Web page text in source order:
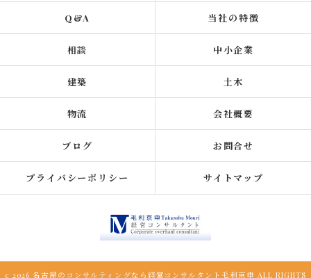
Q&A 当社の特徴
相談 中小企業
建築 土木
物流 会社概要
ブログ お問合せ
プライバシーポリシー サイトマップ
c 2026 名古屋のコンサルティングなら経営コンサルタント毛利京申 ALL RIGHTS